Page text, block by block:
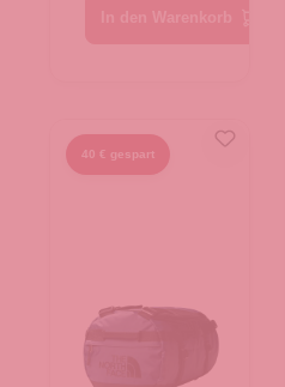
40 € gespart